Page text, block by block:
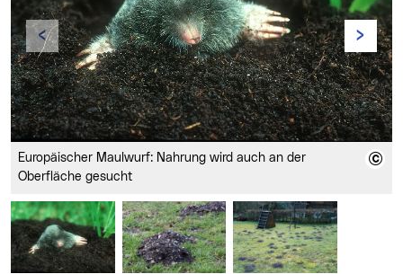
Europäischer Maulwurf: Nahrung wird auch an der
Oberfläche gesucht
Zurück Vor